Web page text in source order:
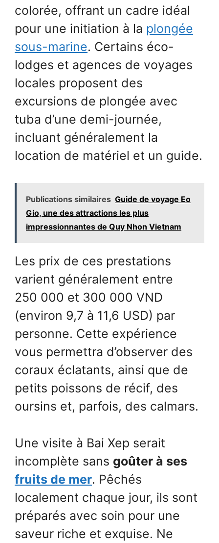
colorée, offrant un cadre idéal
pour une initiation à la plongée
sous-marine. Certains éco-
lodges et agences de voyages
locales proposent des
excursions de plongée avec
tuba d’une demi-journée,
incluant généralement la
location de matériel et un guide.
Publications similaires Guide de voyage Eo
Gio, une des attractions les plus
impressionnantes de Quy Nhon Vietnam
Les prix de ces prestations
varient généralement entre
250 000 et 300 000 VND
(environ 9,7 à 11,6 USD) par
personne. Cette expérience
vous permettra d’observer des
coraux éclatants, ainsi que de
petits poissons de récif, des
oursins et, parfois, des calmars.
Une visite à Bai Xep serait
incomplète sans goûter à ses
fruits de mer. Pêchés
localement chaque jour, ils sont
préparés avec soin pour une
saveur riche et exquise. Ne